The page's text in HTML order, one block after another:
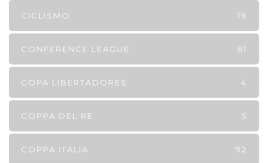
CICLISMO 19
CONFERENCE LEAGUE 61
COPA LIBERTADORES 4
COPPA DEL RE 5
COPPA ITALIA 92